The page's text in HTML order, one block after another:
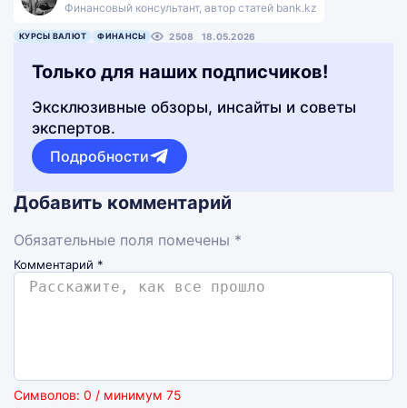
Финансовый консультант, автор статей bank.kz
КУРСЫ ВАЛЮТ ФИНАНСЫ 2508 18.05.2026
Только для наших подписчиков!
Эксклюзивные обзоры, инсайты и советы
экспертов.
Подробности
Добавить комментарий
Обязательные поля помечены *
Комментарий *
Символов: 0 / минимум 75